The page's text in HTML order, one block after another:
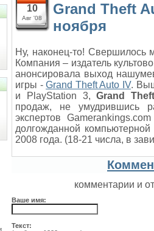
10
Авг '08
Grand Theft
ноября
Ну, наконец-то! Свершилось
Компания – издатель
анонсировала выход
игры -Grand Theft Auto IV.
и PlayStation 3,Grand
продаж, не умудрившись
экспертов
долгожданной
2008 года. (18-21 числа, в
комментарии и
Ваше имя:
Текст: